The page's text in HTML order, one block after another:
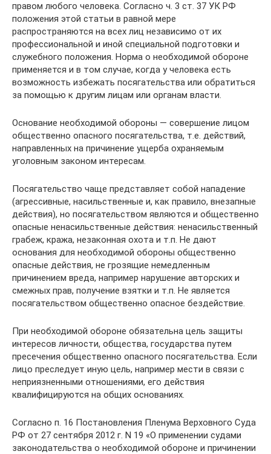
правом любого человека. Согласно ч. 3 ст. 37 УК РФ
положения этой статьи в равной мере
распространяются на всех лиц независимо от их
профессиональной и иной специальной подготовки и
служебного положения. Норма о необходимой обороне
применяется и в том случае, когда у человека есть
возможность избежать посягательства или обратиться
за помощью к другим лицам или органам власти.
Основание необходимой обороны — совершение лицом
общественно опасного посягательства, т.е. действий,
направленных на причинение ущерба охраняемым
уголовным законом интересам.
Посягательство чаще представляет собой нападение
(агрессивные, насильственные и, как правило, внезапные
действия), но посягательством являются и общественно
опасные ненасильственные действия: ненасильственный
грабеж, кража, незаконная охота и т.п. Не дают
основания для необходимой обороны общественно
опасные действия, не грозящие немедленным
причинением вреда, например нарушение авторских и
смежных прав, получение взятки и т.п. Не является
посягательством общественно опасное бездействие.
При необходимой обороне обязательна цель защиты
интересов личности, общества, государства путем
пресечения общественно опасного посягательства. Если
лицо преследует иную цель, например мести в связи с
неприязненными отношениями, его действия
квалифицируются на общих основаниях.
Согласно п. 16 Постановления Пленума Верховного Суда
РФ от 27 сентября 2012 г. N 19 «О применении судами
законодательства о необходимой обороне и причинении